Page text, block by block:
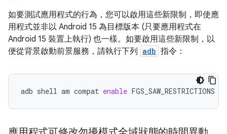
如要測試應用程式的行為，您可以啟用這些新限制，即使應
用程式並非以 Android 15 為目標版本 (只要應用程式在
Android 15 裝置上執行) 也一樣。如要啟用這些新限制，以
便從背景啟動前景服務，請執行下列
adb 指令：
adb shell am compat enable FGS_SAW_RESTRICTIONS